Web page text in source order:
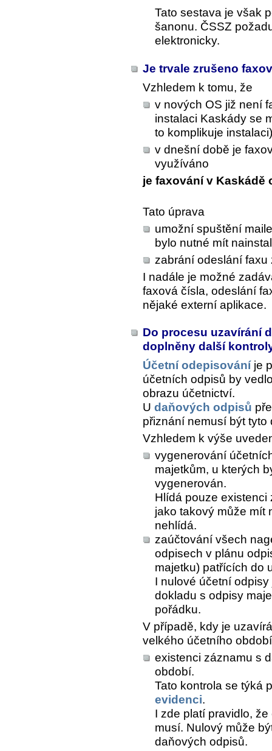
Tato sestava je však
šanonu. ČSSZ
elektronicky.
Je trvale zrušeno
Vzhledem k tomu, že
v nových OS již není
instalaci Kaskády se
to komplikuje
v dnešní době je
využíváno
je faxování v Kaskádě
Tato úprava
umožní spuštění
bylo nutné mít
zabrání odeslání faxu
I nadále je možné
faxová čísla, odeslání
nějaké externí aplikace.
Do procesu uzavírání
doplněny další
Účetní odepisováníje
účetních odpisů by
obrazu účetnictví.
U daňových odpisů
přiznání nemusí být
Vzhledem k výše
vygenerování
majetkům, u kterých
vygenerován.
Hlídá pouze
jako takový může mít
nehlídá.
zaúčtování všech
odpisech v plánu
majetku) patřících do
I nulové účetní
dokladu s odpisy
pořádku.
V případě, kdy je
velkého účetního
existenci záznamu s
období.
Tato kontrola se týká
evidenci.
I zde platí pravidlo,
musí. Nulový může
daňových odpisů.